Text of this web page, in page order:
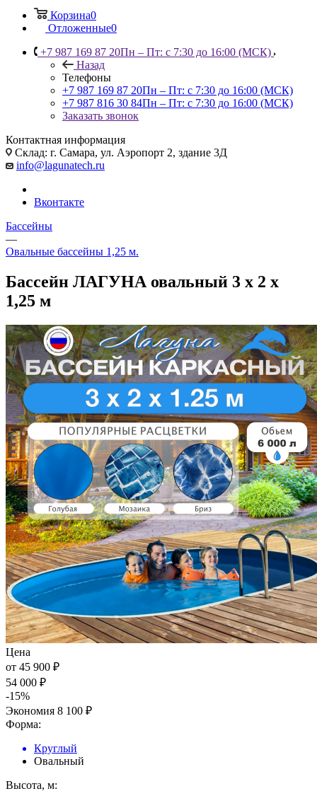
Корзина0
Отложенные0
+7 987 169 87 20Пн – Пт: с 7:30 до 16:00 (МСК)
Назад
Телефоны
+7 987 169 87 20Пн – Пт: с 7:30 до 16:00 (МСК)
+7 987 816 30 84Пн – Пт: с 7:30 до 16:00 (МСК)
Заказать звонок
Контактная информация
Склад: г. Самара, ул. Аэропорт 2, здание 3Д
info@lagunatech.ru
Вконтакте
Бассейны
—
Овальные бассейны 1,25 м.
Бассейн ЛАГУНА овальный 3 х 2 х
1,25 м
Цена
от 45 900 ₽
54 000 ₽
-15%
Экономия 8 100 ₽
Форма:
Круглый
Овальный
Высота, м: